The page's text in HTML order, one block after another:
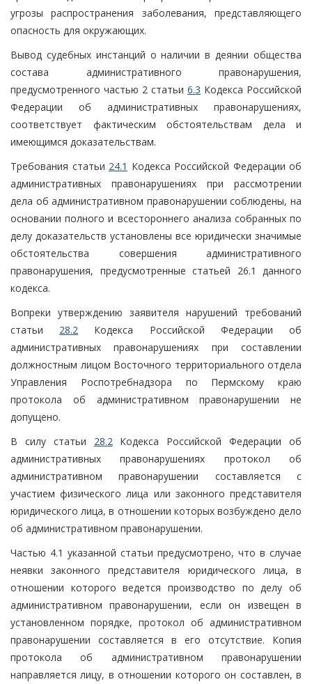
угрозы распространения заболевания, представляющего
опасность для окружающих.
Вывод судебных инстанций о наличии в деянии общества
состава административного правонарушения,
предусмотренного частью 2 статьи 6.3 Кодекса Российской
Федерации об административных правонарушениях,
соответствует фактическим обстоятельствам дела и
имеющимся доказательствам.
Требования статьи 24.1 Кодекса Российской Федерации об
административных правонарушениях при рассмотрении
дела об административном правонарушении соблюдены, на
основании полного и всестороннего анализа собранных по
делу доказательств установлены все юридически значимые
обстоятельства совершения административного
правонарушения, предусмотренные статьей 26.1 данного
кодекса.
Вопреки утверждению заявителя нарушений требований
статьи 28.2 Кодекса Российской Федерации об
административных правонарушениях при составлении
должностным лицом Восточного территориального отдела
Управления Роспотребнадзора по Пермскому краю
протокола об административном правонарушении не
допущено.
В силу статьи 28.2 Кодекса Российской Федерации об
административных правонарушениях протокол об
административном правонарушении составляется с
участием физического лица или законного представителя
юридического лица, в отношении которых возбуждено дело
об административном правонарушении.
Частью 4.1 указанной статьи предусмотрено, что в случае
неявки законного представителя юридического лица, в
отношении которого ведется производство по делу об
административном правонарушении, если он извещен в
установленном порядке, протокол об административном
правонарушении составляется в его отсутствие. Копия
протокола об административном правонарушении
направляется лицу, в отношении которого он составлен, в